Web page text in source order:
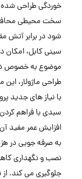
خوردگی طراحی شده
سخت محیطی
‌شود در برابر آتش
سینی کابل، امکان
موضوع به خصوص در
طراحی ماژولار،
با نیاز های جدید
سبدی با فراهم
افزایش عمر مفید
به صرفه ‌جویی در
نصب و نگهداری
جلوگیری می ‌کند.